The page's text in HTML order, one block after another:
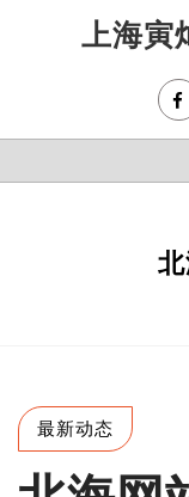
上海寅
Close
最新动态